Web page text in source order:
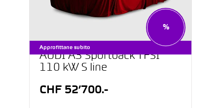
Approfittane subito
%
AUDI A3 Sportback TFSI
110 kW S line
CHF 52’700.-